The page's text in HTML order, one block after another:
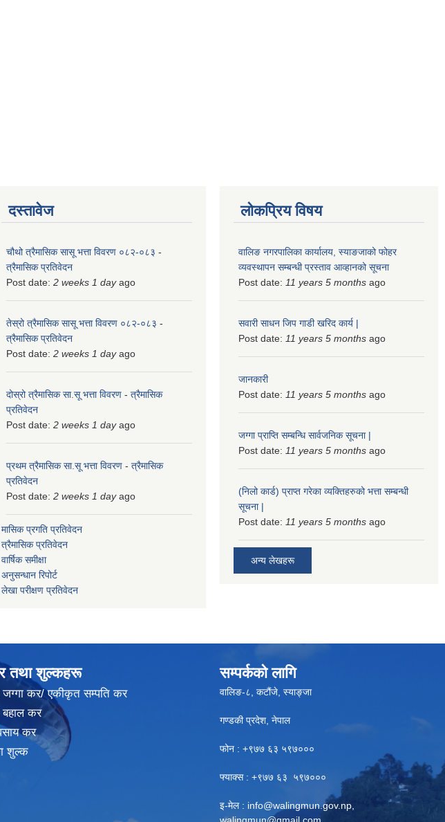
दस्तावेज
चौथो त्रैमासिक सासू भत्ता विवरण ०८२-०८३ -
त्रैमासिक प्रतिवेदन
Post date: 2 weeks 1 dayago
तेस्रो त्रैमासिक सासू भत्ता विवरण ०८२-०८३ -
त्रैमासिक प्रतिवेदन
Post date: 2 weeks 1 dayago
दोस्रो त्रैमासिक सा.सू भत्ता विवरण - त्रैमासिक
प्रतिवेदन
Post date: 2 weeks 1 dayago
प्रथम त्रैमासिक सा.सू भत्ता विवरण - त्रैमासिक
प्रतिवेदन
Post date: 2 weeks 1 dayago
मासिक प्रगति प्रतिवेदन
त्रैमासिक प्रतिवेदन
वार्षिक समीक्षा
अनुसन्धान रिपोर्ट
लेखा परीक्षण प्रतिवेदन
लोकप्रिय विषय
वालिङ नगरपालिका कार्यालय, स्याङजाको फोहर
व्यवस्थापन सम्बन्धी प्रस्ताव आव्हानको सूचना
Post date: 11 years 5 months ago
सवारी साधन जिप गाडी खरिद कार्य |
Post date: 11 years 5 months ago
जानकारी
Post date: 11 years 5 months ago
जग्गा प्राप्ति सम्बन्धि सार्वजनिक सूचना |
Post date: 11 years 5 months ago
(निलो कार्ड) प्राप्त गरेका व्यक्तिहरुको भत्ता सम्बन्धी
सूचना |
Post date: 11 years 5 months ago
अन्य लेखहरू
तथा शुल्कहरू
जग्गा कर/ एकीकृत सम्पति कर
बहाल कर
कर
शुल्क
सम्पर्कको लागि
वालिङ-८, कटौंजे, स्याङ्जा
गण्डकी प्रदेश, नेपाल
फोन : +९७७ ६३ ५९७०००
फ्याक्स : +९७७ ६३ ५९७०००
इ-मेल : info@walingmun.gov.np